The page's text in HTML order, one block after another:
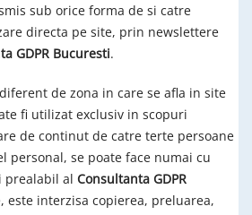
sub orice forma de si catre
directa pe site, prin newslettere
GDPR Bucuresti.
de zona in care se afla in site
fi utilizat exclusiv in scopuri
de continut de catre terte persoane
personal, se poate face numai cu
prealabil al Consultanta GDPR
este interzisa copierea, preluarea,